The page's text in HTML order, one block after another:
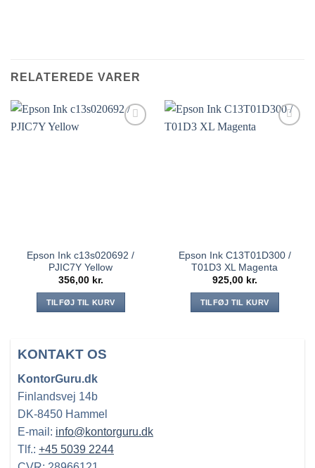
RELATEREDE VARER
Epson Ink c13s020692 /
PJIC7Y Yellow
356,00 kr.
TILFØJ TIL KURV
Epson Ink C13T01D300 /
T01D3 XL Magenta
925,00 kr.
TILFØJ TIL KURV
KONTAKT OS
KontorGuru.dk
Finlandsvej 14b
DK-8450 Hammel
E-mail: info@kontorguru.dk
Tlf.: +45 5039 2244